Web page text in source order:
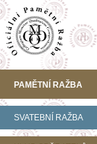
PAMĚTNÍ RAŽBA
SVATEBNÍ RAŽBA